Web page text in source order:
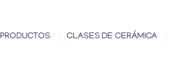
PRODUCTOS CLASES DE CERÁMICA